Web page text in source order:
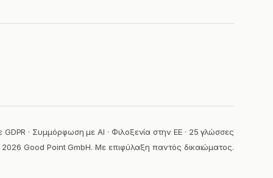
· Συμμόρφωση με AI · Φιλοξενία στην ΕΕ · 25 γλώσσες
Good Point GmbH. Με επιφύλαξη παντός δικαιώματος.